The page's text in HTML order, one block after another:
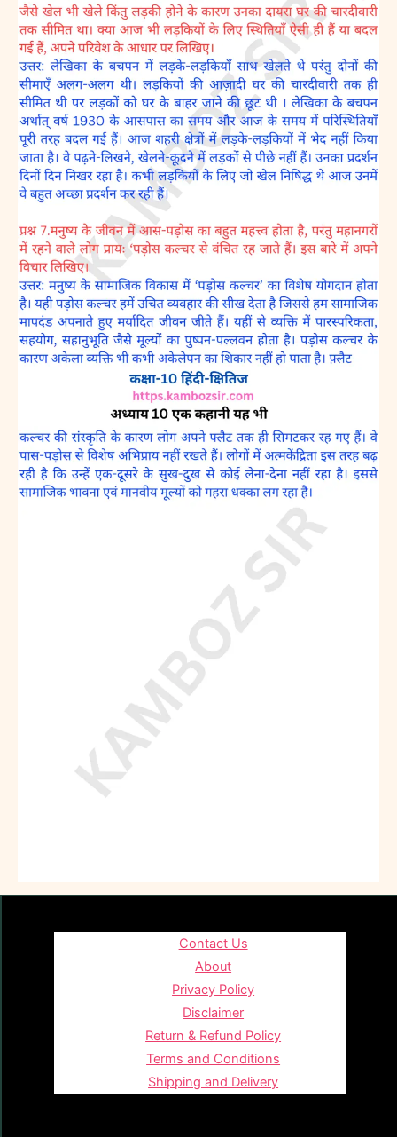
Contact Us
About
Privacy Policy
Disclaimer
Return & Refund Policy
Terms and Conditions
Shipping and Delivery